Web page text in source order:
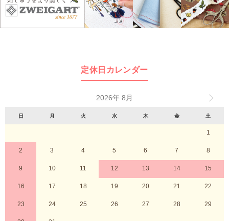
定休日カレンダー
2026年 8月
日 月 火 水 木 金 土
1
2 3 4 5 6 7 8
9 10 11 12 13 14 15
16 17 18 19 20 21 22
23 24 25 26 27 28 29